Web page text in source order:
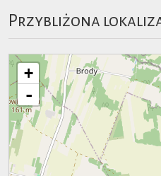
Przybliżona
+
-